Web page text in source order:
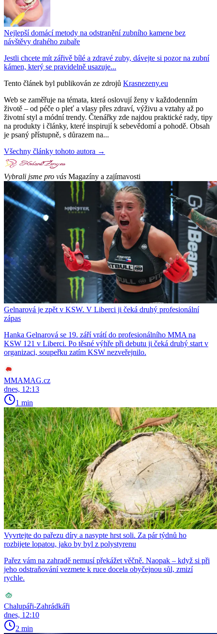
Nejlepší domácí metody na odstranění zubního kamene bez
návštěvy drahého zubaře
Jestli chcete mít zářivě bílé a zdravé zuby, dávejte si pozor na zubní
kámen, který se pravidelně usazuje...
Tento článek byl publikován ze zdrojů Krasnezeny.eu
Web se zaměřuje na témata, která oslovují ženy v každodenním
životě – od péče o pleť a vlasy přes zdraví, výživu a vztahy až po
životní styl a módní trendy. Čtenářky zde najdou praktické rady, tipy
na produkty i články, které inspirují k sebevědomí a pohodě. Obsah
je psaný přístupně, s důrazem na...
Všechny články tohoto autora →
Vybrali jsme pro vás Magazíny a zajímavosti
Gelnarová je zpět v KSW. V Liberci ji čeká druhý profesionální
zápas
Hanka Gelnarová se 19. září vrátí do profesionálního MMA na
KSW 121 v Liberci. Po těsné výhře při debutu ji čeká druhý start v
organizaci, soupeřku zatím KSW nezveřejnilo.
MMAMAG.cz
dnes, 12:13
1 min
Vyvrtejte do pařezu díry a nasypte hrst soli. Za pár týdnů ho
rozbijete lopatou, jako by byl z polystyrenu
Pařez vám na zahradě nemusí překážet věčně. Naopak – když si při
jeho odstraňování vezmete k ruce docela obyčejnou sůl, zmizí
rychle.
Chalupáři-Zahrádkáři
dnes, 12:10
2 min